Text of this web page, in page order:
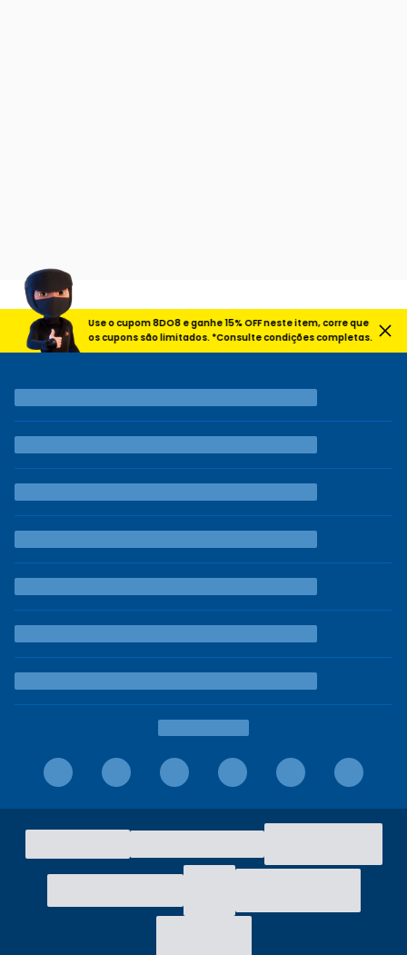
Use o cupom 8DO8 e ganhe 15% OFF neste item, corre que
os cupons são limitados. *Consulte condições completas.